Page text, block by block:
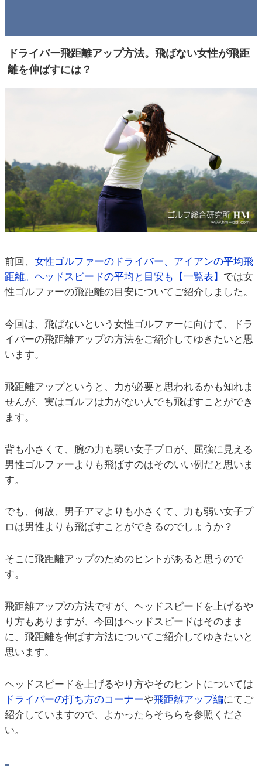
ドライバー飛距離アップ方法。飛ばない女性が飛距
離を伸ばすには？
前回、 女性ゴルファーのドライバー、アイアンの平均飛
距離。ヘッドスピードの平均と目安も【一覧表】 では女
性ゴルファーの飛距離の目安についてご紹介しました。
今回は、飛ばないという女性ゴルファーに向けて、ドラ
イバーの飛距離アップの方法をご紹介してゆきたいと思
います。
飛距離アップというと、力が必要と思われるかも知れま
せんが、実はゴルフは力がない人でも飛ばすことができ
ます。
背も小さくて、腕の力も弱い女子プロが、屈強に見える
男性ゴルファーよりも飛ばすのはそのいい例だと思いま
す。
でも、何故、男子アマよりも小さくて、力も弱い女子プ
ロは男性よりも飛ばすことができるのでしょうか？
そこに飛距離アップのためのヒントがあると思うので
す。
飛距離アップの方法ですが、ヘッドスピードを上げるや
り方もありますが、今回はヘッドスピードはそのまま
に、飛距離を伸ばす方法についてご紹介してゆきたいと
思います。
ヘッドスピードを上げるやり方やそのヒントについては
ドライバーの打ち方のコーナーや飛距離アップ編にてご
紹介していますので、よかったらそちらを参照くださ
い。